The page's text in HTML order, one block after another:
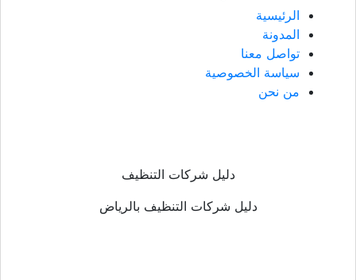
الرئيسية
المدونة
تواصل معنا
سياسة الخصوصية
من نحن
دليل شركات التنظيف
دليل شركات التنظيف بالرياض